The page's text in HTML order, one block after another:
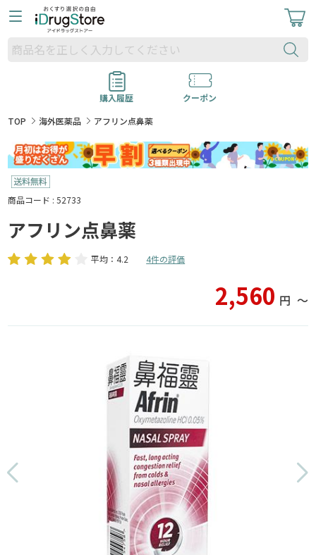
購入履歴
クーポン
TOP
海外医薬品 アフリン点鼻薬
商品コード : 52733
アフリン点鼻薬
平均：4.2 4件の評価
2,560 円 〜